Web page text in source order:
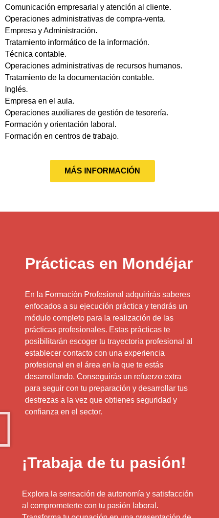
Comunicación empresarial y atención al cliente.
Operaciones administrativas de compra-venta.
Empresa y Administración.
Tratamiento informático de la información.
Técnica contable.
Operaciones administrativas de recursos humanos.
Tratamiento de la documentación contable.
Inglés.
Empresa en el aula.
Operaciones auxiliares de gestión de tesorería.
Formación y orientación laboral.
Formación en centros de trabajo.
MÁS INFORMACIÓN
Prácticas en Mondéjar
En la Formación Profesional adquirirás saberes
enfocados a su ejecución práctica y tendrás un
módulo completo para la realización de las
prácticas profesionales. Estas prácticas te
posibilitarán escoger tu trayectoria profesional al
establecer contacto con una experiencia
profesional en el área en la que te estás
desarrollando. Conseguirás un refuerzo extra
para seguir con tu preparación y desarrollar tus
destrezas a la vez que obtienes seguridad y
confianza en el sector.
¡Trabaja de tu pasión!
Explora la sensación de autonomía y satisfacción
al comprometerte con tu pasión laboral.